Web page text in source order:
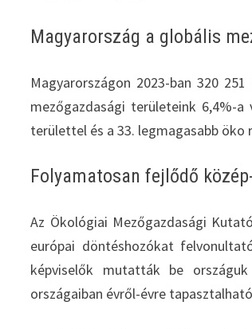
Magyarország a globális
Magyarországon 2023-ban 320
mezőgazdasági területeink 6,4%-
területtel és a 33. legmagasabb öko
Folyamatosan fejlődő
Az Ökológiai Mezőgazdasági
európai döntéshozókat
képviselők mutatták be
országaiban évről-évre